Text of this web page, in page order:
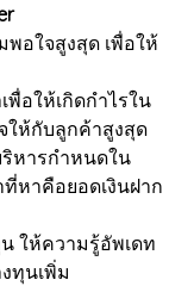
อใจสูงสุด เพื่อให้
อให้เกิดกำไรใน
ให้กับลูกค้าสูงสุด
หารกำหนดใน
หาคือยอดเงินฝาก
ให้ความรู้อัพเดท
ทุนเพิ่ม